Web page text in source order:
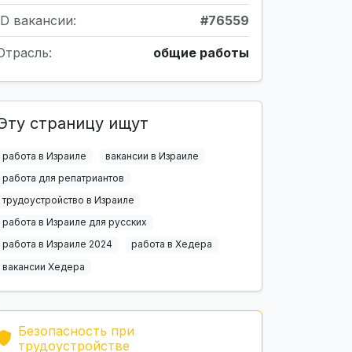
вакансии: #76559
общие работы
страницу ищут
работа в Израиле
вакансии в Израиле
работа для репатриантов
трудоустройство в Израиле
работа в Израиле для русских
работа в Израиле 2024
работа в Хедера
вакансии Хедера
Безопасность при
трудоустройстве